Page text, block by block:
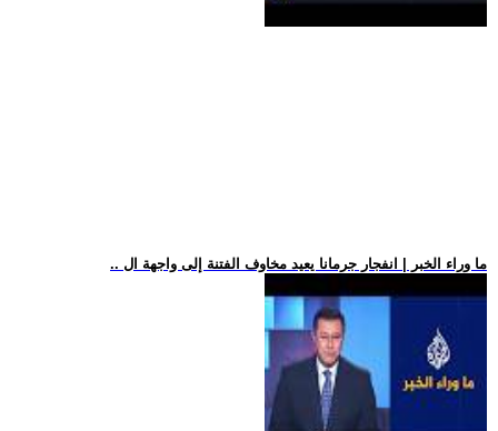
.. ما وراء الخبر | انفجار جرمانا يعيد مخاوف الفتنة إلى واجهة ال